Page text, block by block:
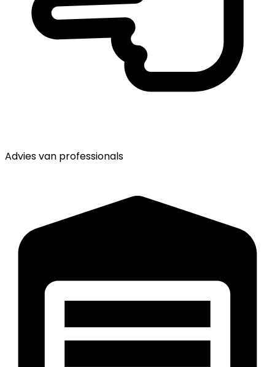
Advies van professionals